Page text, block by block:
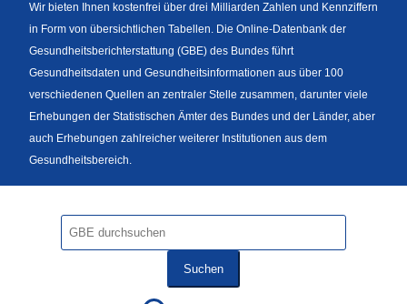
Wir bieten Ihnen kostenfrei über drei Milliarden Zahlen und Kennziffern
in Form von übersichtlichen Tabellen. Die Online-Datenbank der
Gesundheitsberichterstattung (GBE) des Bundes führt
Gesundheitsdaten und Gesundheitsinformationen aus über 100
verschiedenen Quellen an zentraler Stelle zusammen, darunter viele
Erhebungen der Statistischen Ämter des Bundes und der Länder, aber
auch Erhebungen zahlreicher weiterer Institutionen aus dem
Gesundheitsbereich.
Suchen